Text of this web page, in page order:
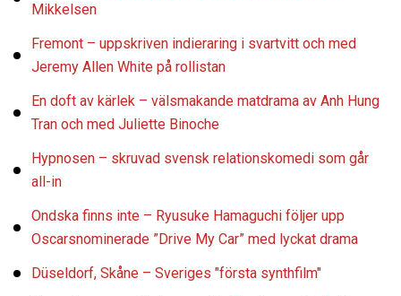
Mikkelsen
Fremont – uppskriven indieraring i svartvitt och med
Jeremy Allen White på rollistan
En doft av kärlek – välsmakande matdrama av Anh Hung
Tran och med Juliette Binoche
Hypnosen – skruvad svensk relationskomedi som går
all-in
Ondska finns inte – Ryusuke Hamaguchi följer upp
Oscarsnominerade ”Drive My Car” med lyckat drama
Düseldorf, Skåne – Sveriges "första synthfilm"